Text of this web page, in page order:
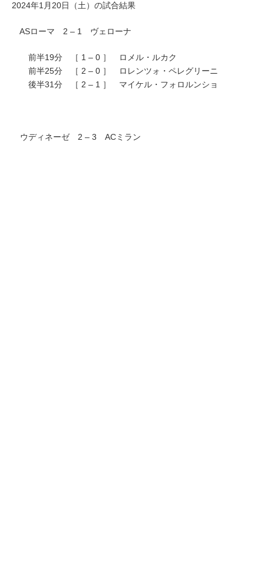
2024年1月20日（土）の試合結果
ASローマ 2 – 1 ヴェローナ
前半19分 ［ 1 – 0 ］ ロメル・ルカク
前半25分 ［ 2 – 0 ］ ロレンツォ・ペレグリーニ
後半31分 ［ 2 – 1 ］ マイケル・フォロルンショ
ウディネーゼ 2 – 3 ACミラン